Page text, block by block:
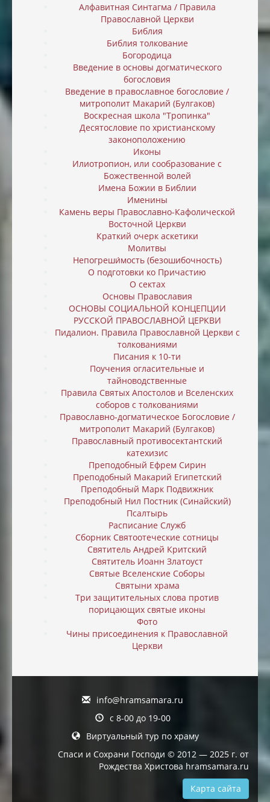
Алфавитная Синтагма / Правила
Православной Церкви
Библия
Библия толкование
Богородица
Введение в основы догматического
богословия
Введение в православное богословие /
митрополит Макарий (Булгаков)
Воскресная школа "Тропинка"
Десятословие по христианскому
законоположению
Иконы
Илиотропион, или cообразование с
Божественной волей
Имена Божии в Библии
Именины
Камень веры Православно-Кафолической
Восточной Церкви
Краткий очерк аскетики
Молитвы
Непогреши́мость (безошибочность)
О подготовки ко Причастию
О сектах
Основы Православия
ОСНОВЫ СОЦИАЛЬНОЙ КОНЦЕПЦИИ
РУССКОЙ ПРАВОСЛАВНОЙ ЦЕРКВИ
Пидалион. Правила Православной Церкви с
толкованиями
Писания к 10-ти
Поучения огласительные и
тайноводственные
Правила Святых Апостолов и Вселенских
соборов с толкованиями
Православно-догматическое Богословие /
митрополит Макарий (Булгаков)
Православный противосектантский
катехизис
Преподобный Ефрем Сирин
Преподобный Макарий Египетский
Преподобный Марк Подвижник
Преподобный Нил Постник (Синайский)
Псалтырь
Расписание Служб
Сборник Святоотеческие сотницы
Святитель Андрей Критский
Святитель Иоанн Златоуст
Святые Вселенские Соборы
Святыни храма
Три защитительных слова против
порицающих святые иконы
Фото
Чины присоединения к Православной
Церкви
info@hramsamara.ru
с 8-00 до 19-00
Виртуальный тур по храму
Спаси и Сохрани Господи © 2012 — 2025 г. от
Рождества Христова hramsamara.ru
Карта сайта